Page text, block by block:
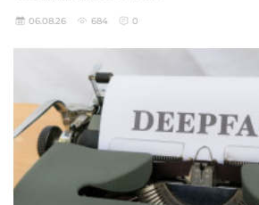
06.08.26 684 0